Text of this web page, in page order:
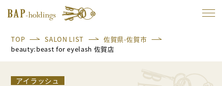
TOP SALON LIST
佐賀県-佐賀市
beauty:beast for eyelash 佐賀店
アイラッシュ